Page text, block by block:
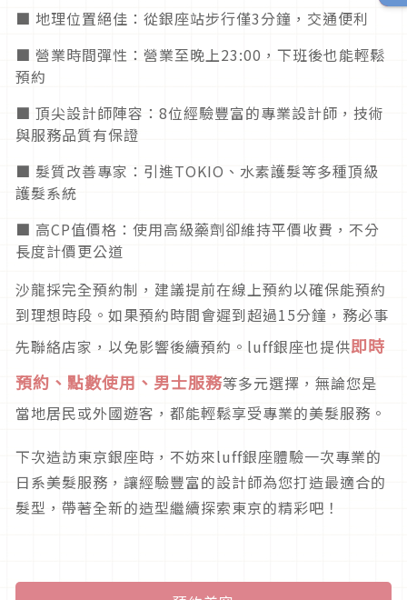
■ 地理位置絕佳：從銀座站步行僅3分鐘，交通便利
■ 營業時間彈性：營業至晚上23:00，下班後也能輕鬆
預約
■ 頂尖設計師陣容：8位經驗豐富的專業設計師，技術
與服務品質有保證
■ 髮質改善專家：引進TOKIO、水素護髮等多種頂級
護髮系統
■ 高CP值價格：使用高級藥劑卻維持平價收費，不分
長度計價更公道
沙龍採完全預約制，建議提前在線上預約以確保能預約
到理想時段。如果預約時間會遲到超過15分鐘，務必事
先聯絡店家，以免影響後續預約。luff銀座也提供即時
預約、點數使用、男士服務等多元選擇，無論您是
當地居民或外國遊客，都能輕鬆享受專業的美髮服務。
下次造訪東京銀座時，不妨來luff銀座體驗一次專業的
日系美髮服務，讓經驗豐富的設計師為您打造最適合的
髮型，帶著全新的造型繼續探索東京的精彩吧！